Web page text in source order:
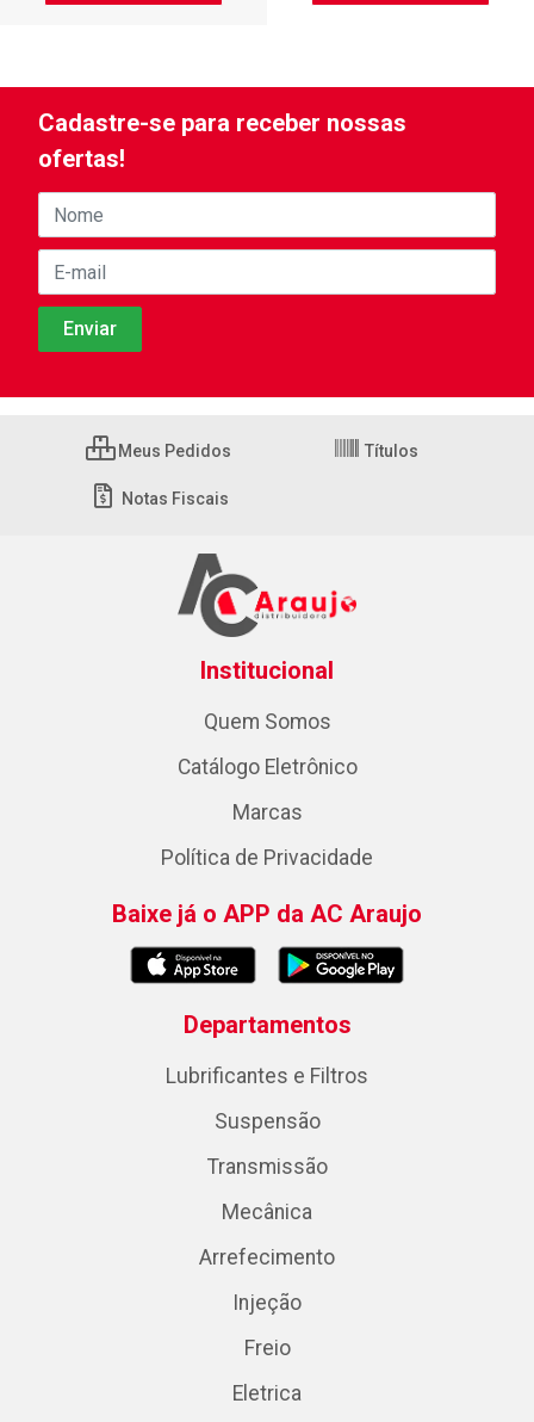
Cadastre-se para receber nossas
ofertas!
Meus Pedidos Títulos
Notas Fiscais
Institucional
Quem Somos
Catálogo Eletrônico
Marcas
Política de Privacidade
Baixe já o APP da AC Araujo
Departamentos
Lubrificantes e Filtros
Suspensão
Transmissão
Mecânica
Arrefecimento
Injeção
Freio
Eletrica